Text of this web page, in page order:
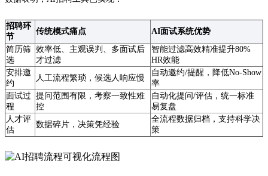
招聘环
节
传统模式痛点
AI面试系统优势
简历筛
选
效率低、主观误判、多面试后
才过滤
智能过滤高效精准提升80%
HR效能
安排邀
约
人工流程繁琐，候选人响应慢
自动邀约/提醒，降低No-Show
率
面试过
程
提问范围有限，考察一致性难
控
自动化提问/评估，统一标准
易复盘
人才评
估
数据碎片，决策凭经验
全流程数据归档，支持科学决
策